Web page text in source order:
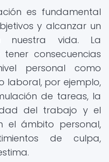
es fundamental
y alcanzar un
nuestra vida. La
consecuencias
personal como
laboral, por ejemplo,
de tareas, la
del trabajo y el
el ámbito personal,
de culpa,